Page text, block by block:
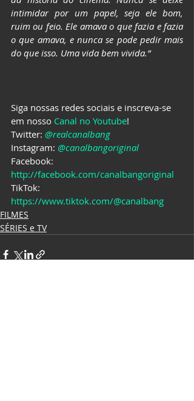
intimidar por um papel, seja ele bom,
ruim ou feio. Ele amava o que fazia e fazia
o que amava, e nunca se pode pedir mais
do que isso. Uma vida bem vivida.”
Siga nossas redes sociais e inscreva-se
em nosso Canal no Youtube!
Twitter: @realcanalbang
Instagram: @canalbangoriginal
http://facebook.com/canalbangoriginal
https://www.tiktok.com/@canalbang
FILMES
SÉRIES e TV